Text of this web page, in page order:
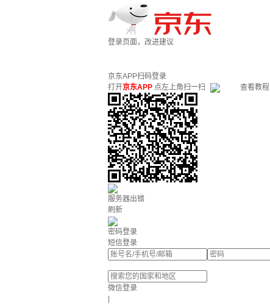
登录页面，改进建议
京东APP扫码登录
打开京东APP 点左上角扫一扫 查看教程
服务器出错
刷新
密码登录
短信登录
微信登录